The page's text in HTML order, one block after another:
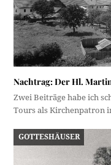
Nachtrag: Der Hl.
Zwei Beiträge habe ich
Tours als Kirchenpatron
GOTTESHÄUSER